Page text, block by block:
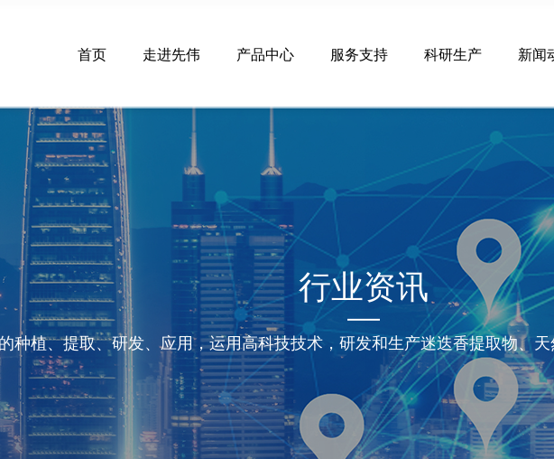
首页 走进先伟 产品中心 服务支持 科研生产 新闻
行业资讯
种植、提取、研发、应用，运用高科技技术，研发和生产迷迭香提取物、